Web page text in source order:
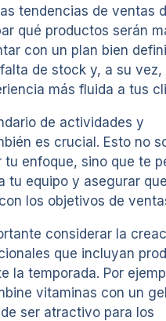
tendencias de ventas
qué productos serán
con un plan bien
de stock y, a su vez,
más fluida a tus
de actividades y
es crucial. Esto no
tu enfoque, sino que te
tu equipo y asegurar
los objetivos de
considerar la
que incluyan
la temporada. Por
vitaminas con un gel
ser atractivo para los